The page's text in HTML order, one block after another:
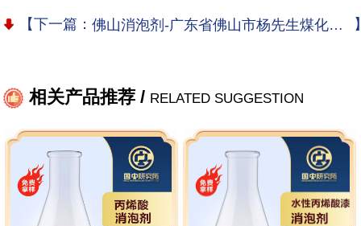
【下一篇： 佛山消泡剂-广东省佛山市杨先生煤化工废水处理消泡剂应用案例
相关产品推荐 / RELATED SUGGESTION